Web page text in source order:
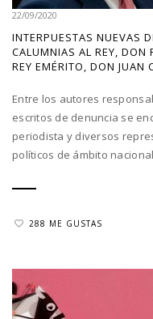
22/09/2020
INTERPUESTAS NUEVAS
CALUMNIAS AL REY, DON
REY EMÉRITO, DON JUAN
Entre los autores
escritos de denuncia se
periodista y diversos
políticos de ámbito
288 ME GUSTAS